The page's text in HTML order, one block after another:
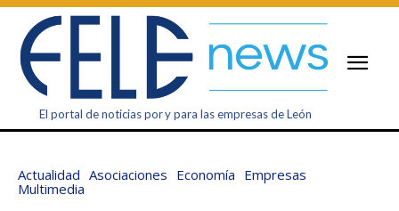
El portal de noticias por y para las empresas de León
Actualidad Asociaciones Economía Empresas
Multimedia